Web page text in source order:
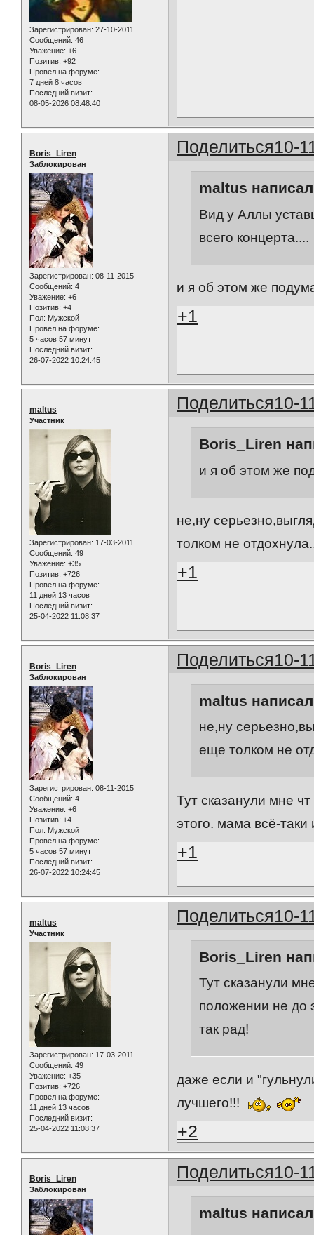
Зарегистрирован: 27-10-2011
Сообщений: 46
Уважение: +6
Позитив: +92
Провел на форуме:
7 дней 8 часов
Последний визит:
08-05-2026 08:48:40
Поделиться10-
Boris_Liren
Заблокирован
Зарегистрирован: 08-11-2015
Сообщений: 4
Уважение: +6
Позитив: +4
Пол: Мужской
Провел на форуме:
5 часов 57 минут
Последний визит:
26-07-2022 10:24:45
maltus
Вид у Аллы
всего концерта....
и я об этом же
+1
Поделиться10-
maltus
Участник
Зарегистрирован: 17-03-2011
Сообщений: 49
Уважение: +35
Позитив: +726
Провел на форуме:
11 дней 13 часов
Последний визит:
25-04-2022 11:08:37
Boris_Liren
и я об этом же
не,ну
толком не
+1
Поделиться10-
Boris_Liren
Заблокирован
Зарегистрирован: 08-11-2015
Сообщений: 4
Уважение: +6
Позитив: +4
Пол: Мужской
Провел на форуме:
5 часов 57 минут
Последний визит:
26-07-2022 10:24:45
maltus
не,ну
еще толком не
Тут сказанули мне
этого. мама всё-
+1
Поделиться10-
maltus
Участник
Зарегистрирован: 17-03-2011
Сообщений: 49
Уважение: +35
Позитив: +726
Провел на форуме:
11 дней 13 часов
Последний визит:
25-04-2022 11:08:37
Boris_Liren
Тут сказанули
положении не до
так рад!
даже если и
лучшего!!!
+2
Поделиться10-
Boris_Liren
Заблокирован
maltus